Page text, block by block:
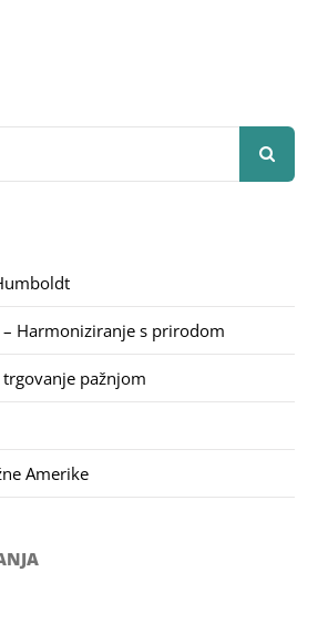
– Harmoniziranje s prirodom
pažnjom
Amerike